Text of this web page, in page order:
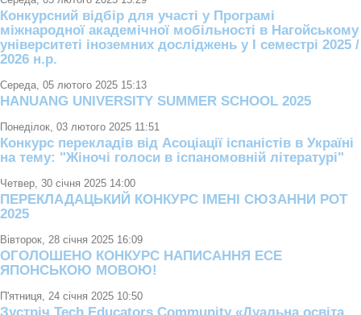
Конкурсний відбір для участі у Програмі
міжнародної академічної мобільності в Нагойському
університеті іноземних досліджень у І семестрі 2025 /
2026 н.р.
Середа, 05 лютого 2025 15:13
HANUANG UNIVERSITY SUMMER SCHOOL 2025
Понеділок, 03 лютого 2025 11:51
Конкурс перекладів від Асоціації іспаністів в Україні
на тему: "Жіночі голоси в іспаномовній літературі"
Четвер, 30 січня 2025 14:00
ПЕРЕКЛАДАЦЬКИЙ КОНКУРС ІМЕНІ СЮЗАННИ РОТ
2025
Вівторок, 28 січня 2025 16:09
ОГОЛОШЕНО КОНКУРС НАПИСАННЯ ЕСЕ
ЯПОНСЬКОЮ МОВОЮ!
П'ятниця, 24 січня 2025 10:50